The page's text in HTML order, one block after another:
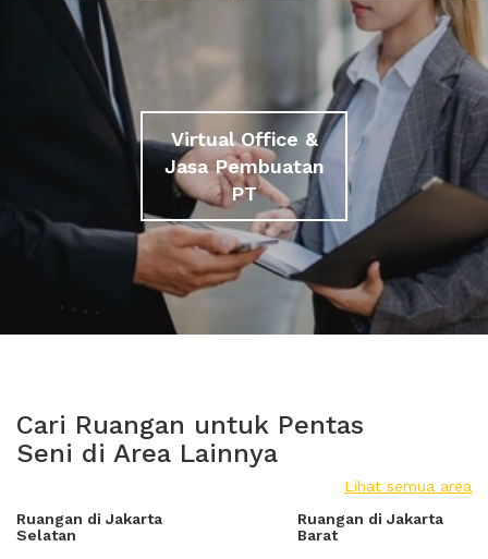
Virtual Office &
Jasa Pembuatan
PT
Cari Ruangan untuk Pentas
Seni di Area Lainnya
Lihat semua area
Ruangan di Jakarta
Selatan
Ruangan di Jakarta
Barat